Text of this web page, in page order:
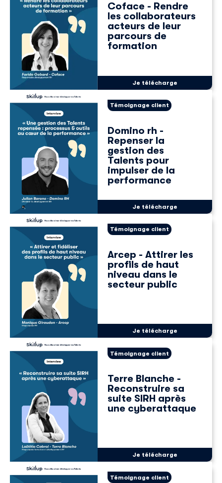
Coface - Rendre
les collaborateurs
acteurs de leur
parcours de
formation
Je télécharge
Témoignage client
Domino rh -
Repenser la
gestion des
Talents pour
impulser de la
performance
Je télécharge
Témoignage client
Arcep - Attirer les
profils de haut
niveau dans le
secteur public
Je télécharge
Témoignage client
Terre Blanche -
Reconstruire sa
suite SIRH après
une cyberattaque
Je télécharge
Témoignage client